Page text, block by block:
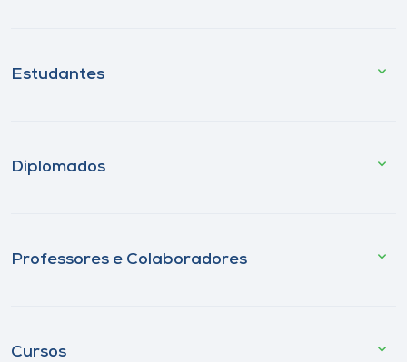
Estudantes
Diplomados
Professores e Colaboradores
Cursos